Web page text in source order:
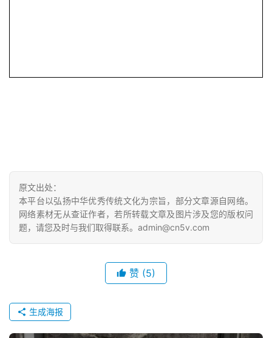
原文出处：
本平台以弘扬中华优秀传统文化为宗旨，部分文章源自网络。
网络素材无从查证作者，若所转载文章及图片涉及您的版权问
题，请您及时与我们取得联系。admin@cn5v.com
赞 (5)
生成海报